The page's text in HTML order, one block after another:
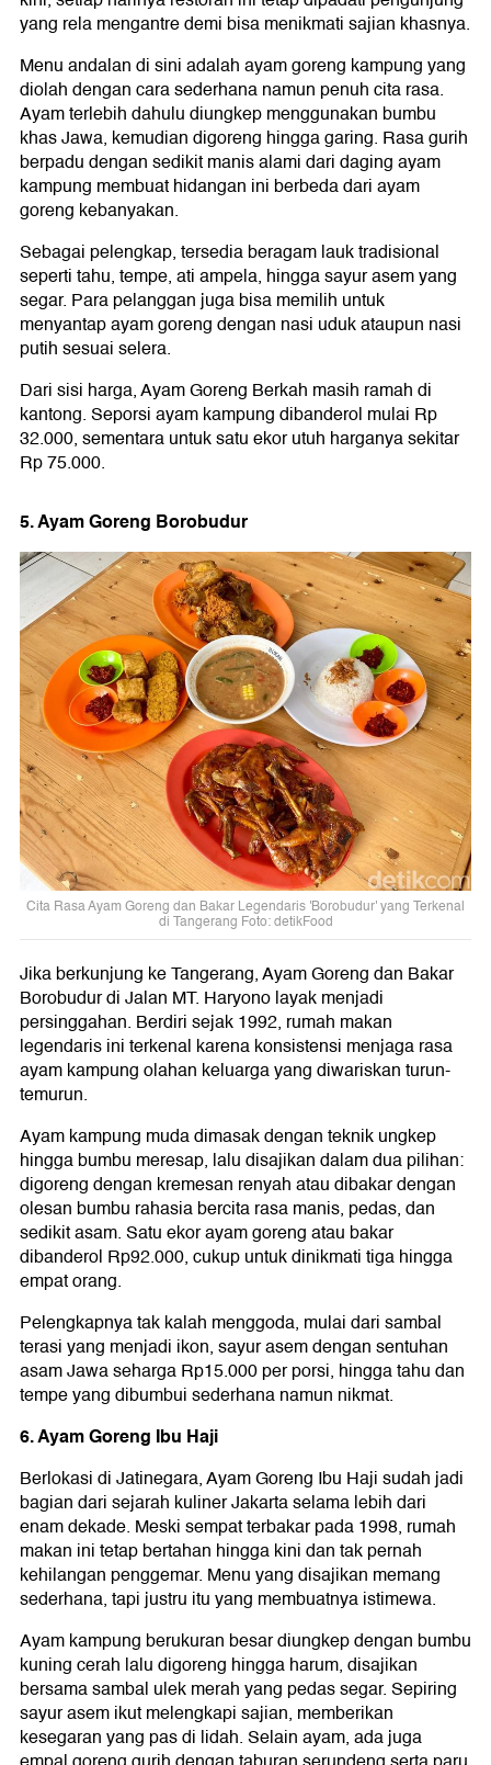
yang rela mengantre demi bisa menikmati sajian khasnya.
Menu andalan di sini adalah ayam goreng kampung yang
diolah dengan cara sederhana namun penuh cita rasa.
Ayam terlebih dahulu diungkep menggunakan bumbu
khas Jawa, kemudian digoreng hingga garing. Rasa gurih
berpadu dengan sedikit manis alami dari daging ayam
kampung membuat hidangan ini berbeda dari ayam
goreng kebanyakan.
Sebagai pelengkap, tersedia beragam lauk tradisional
seperti tahu, tempe, ati ampela, hingga sayur asem yang
segar. Para pelanggan juga bisa memilih untuk
menyantap ayam goreng dengan nasi uduk ataupun nasi
putih sesuai selera.
Dari sisi harga, Ayam Goreng Berkah masih ramah di
kantong. Seporsi ayam kampung dibanderol mulai Rp
32.000, sementara untuk satu ekor utuh harganya sekitar
Rp 75.000.
5. Ayam Goreng Borobudur
Cita Rasa Ayam Goreng dan Bakar Legendaris 'Borobudur' yang Terkenal
di Tangerang Foto: detikFood
Jika berkunjung ke Tangerang, Ayam Goreng dan Bakar
Borobudur di Jalan MT. Haryono layak menjadi
persinggahan. Berdiri sejak 1992, rumah makan
legendaris ini terkenal karena konsistensi menjaga rasa
ayam kampung olahan keluarga yang diwariskan turun-
temurun.
Ayam kampung muda dimasak dengan teknik ungkep
hingga bumbu meresap, lalu disajikan dalam dua pilihan:
digoreng dengan kremesan renyah atau dibakar dengan
olesan bumbu rahasia bercita rasa manis, pedas, dan
sedikit asam. Satu ekor ayam goreng atau bakar
dibanderol Rp92.000, cukup untuk dinikmati tiga hingga
empat orang.
Pelengkapnya tak kalah menggoda, mulai dari sambal
terasi yang menjadi ikon, sayur asem dengan sentuhan
asam Jawa seharga Rp15.000 per porsi, hingga tahu dan
tempe yang dibumbui sederhana namun nikmat.
6. Ayam Goreng Ibu Haji
Berlokasi di Jatinegara, Ayam Goreng Ibu Haji sudah jadi
bagian dari sejarah kuliner Jakarta selama lebih dari
enam dekade. Meski sempat terbakar pada 1998, rumah
makan ini tetap bertahan hingga kini dan tak pernah
kehilangan penggemar. Menu yang disajikan memang
sederhana, tapi justru itu yang membuatnya istimewa.
Ayam kampung berukuran besar diungkep dengan bumbu
kuning cerah lalu digoreng hingga harum, disajikan
bersama sambal ulek merah yang pedas segar. Sepiring
sayur asem ikut melengkapi sajian, memberikan
kesegaran yang pas di lidah. Selain ayam, ada juga